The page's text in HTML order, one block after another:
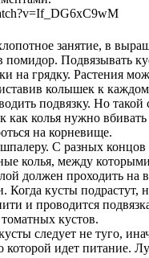
занятие, в
помидор. Подвязывать
на грядку. Растения
колышек к
подвязку. Но
как колья нужно
на корневище.
С разных концов
колья, между которыми
должен проходить на
Когда кусты подрастут,
и проводится
кустов.
следует не туго,
которой идет питание.